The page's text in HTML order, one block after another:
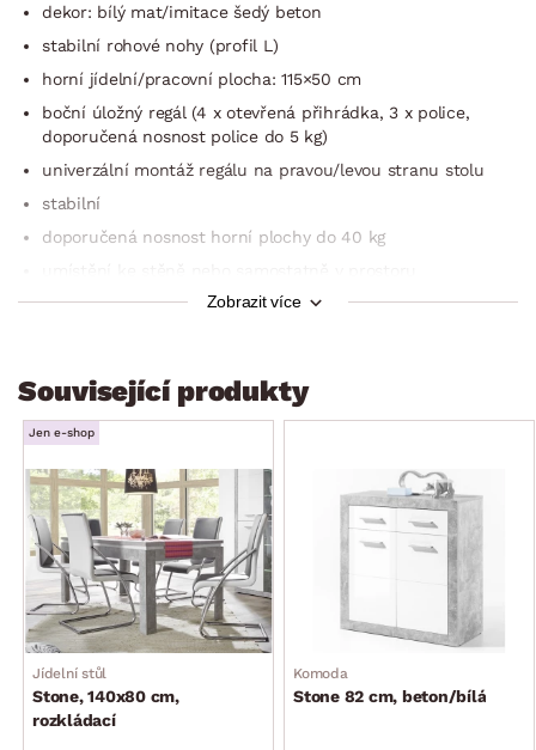
dekor: bílý mat/imitace šedý beton
stabilní rohové nohy (profil L)
horní jídelní/pracovní plocha: 115×50 cm
boční úložný regál (4 x otevřená přihrádka, 3 x police,
doporučená nosnost police do 5 kg)
univerzální montáž regálu na pravou/levou stranu stolu
stabilní
doporučená nosnost horní plochy do 40 kg
vícestranné využití: pro rychlé snídaně, jako přídavná
dodáváno v demontu
Zobrazit více
Související produkty
Jen e-shop
Jídelní stůl
Stone, 140x80 cm,
rozkládací
Komoda
Stone 82 cm, beton/bílá